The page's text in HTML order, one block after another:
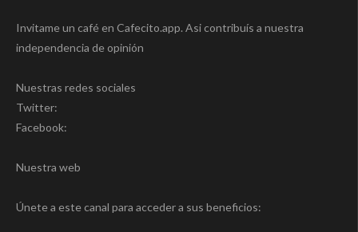
Invitame un café en Cafecito.app. Asi contribuís a nuestra
independencia de opinión
Nuestras redes sociales
Twitter:
Facebook:
Nuestra web
Únete a este canal para acceder a sus beneficios: